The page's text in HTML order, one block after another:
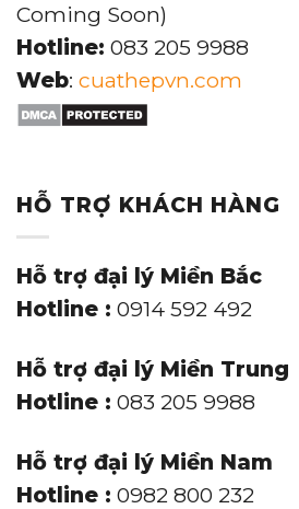
Coming Soon)
Hotline: 083 205 9988
Web: cuathepvn.com
HỖ TRỢ KHÁCH HÀNG
Hỗ trợ đại lý Miền Bắc
Hotline : 0914 592 492
Hỗ trợ đại lý Miền Trung
Hotline : 083 205 9988
Hỗ trợ đại lý Miền Nam
Hotline : 0982 800 232